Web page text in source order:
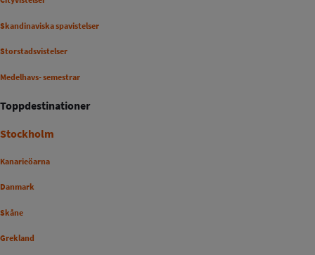
Skandinaviska spavistelser
Storstadsvistelser
Medelhavs- semestrar
Toppdestinationer
Stockholm
Kanarieöarna
Danmark
Skåne
Grekland